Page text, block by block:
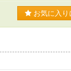
お気に入り